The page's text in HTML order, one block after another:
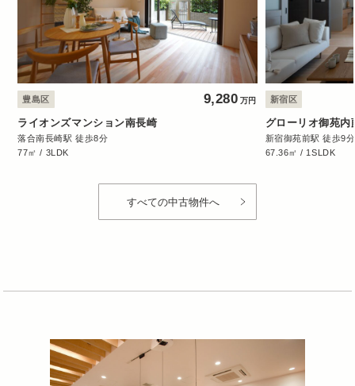
豊島区 9,280 万円
ライオンズマンション南長崎
落合南長崎駅 徒歩8分
77㎡ / 3LDK
新宿区
グローリオ御苑内
新宿御苑前駅 徒歩9分
67.36㎡ / 1SLDK
すべての中古物件へ